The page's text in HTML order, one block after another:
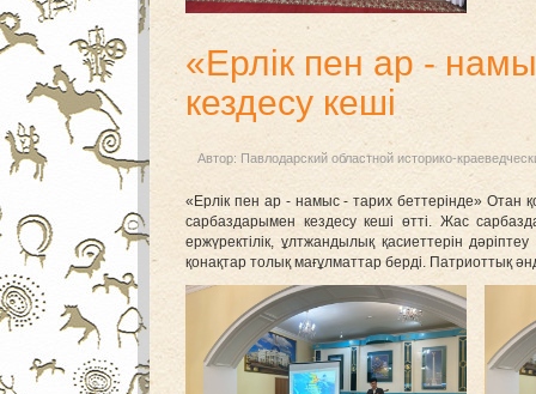
«Ерлік пен ар -
кездесу кеші
Автор: Павлодарский областной историко-
«Ерлік пен ар - намыс - тарих беттерінде» Отан
сарбаздарымен кездесу кеші өтті. Жас
ержүректілік, ұлтжандылық қасиеттерін
қонақтар толық мағұлматтар берді. Патриоттық